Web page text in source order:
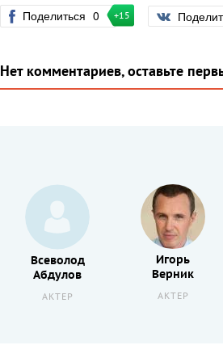
Поделиться 0 +15
Нет комментариев, оставьте
Всеволод
Абдулов
АКТЕР
Игорь
Верник
АКТЕР